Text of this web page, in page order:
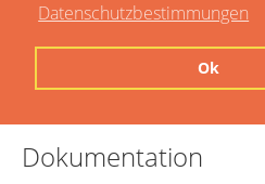
Datenschutzbestimmungen
Ok
Dokumentation